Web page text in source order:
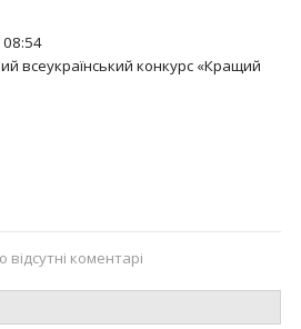
08:54
всеукраїнський конкурс «Кращий
відсутні коментарі